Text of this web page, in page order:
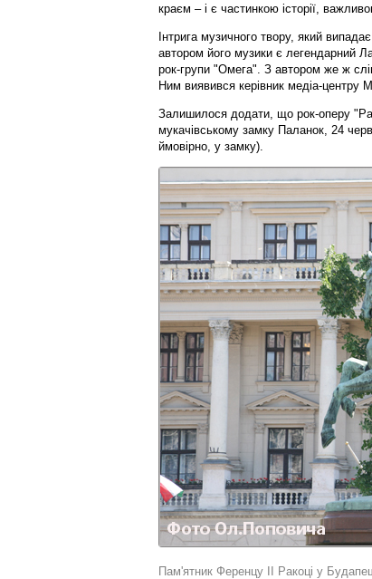
краєм – і є частинкою історії,
Інтрига музичного твору, який
автором його музики є легендарний
рок-групи "Омега". З автором же ж
Ним виявився керівник медіа-центру
Залишилося додати, що рок-оперу
мукачівському замку Паланок, 24
ймовірно, у замку).
Пам'ятник Ференцу ІІ Ракоці у